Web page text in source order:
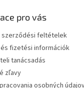
pro vás
szerződési feltételek
fizetési információk
tanácsadás
zľavy
osobných